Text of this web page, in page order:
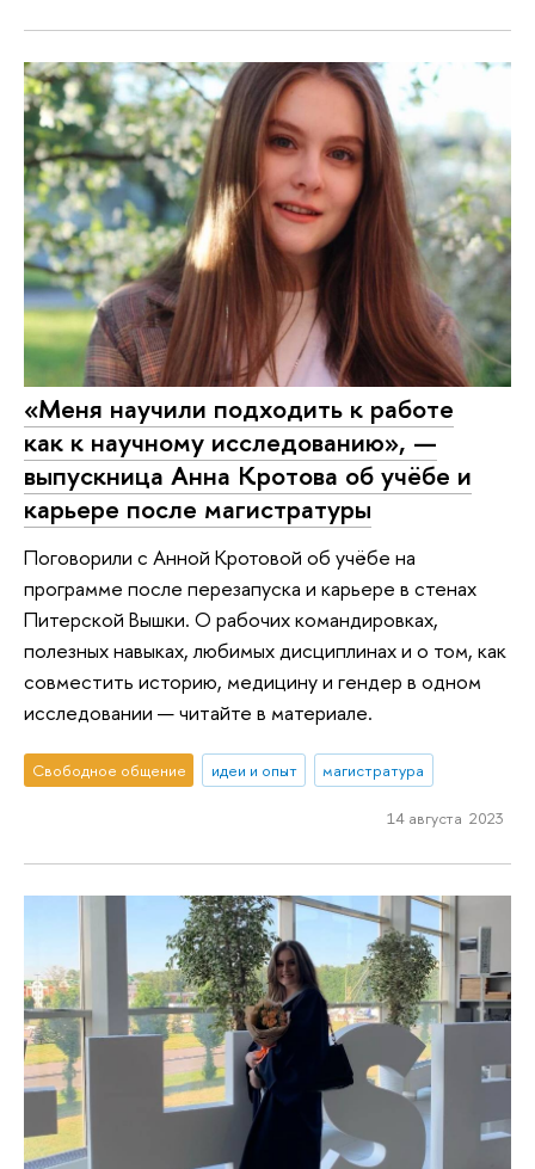
«Меня научили подходить к работе
как к научному исследованию», —
выпускница Анна Кротова об учёбе и
карьере после магистратуры
Поговорили с Анной Кротовой об учёбе на
программе после перезапуска и карьере в стенах
Питерской Вышки. О рабочих командировках,
полезных навыках, любимых дисциплинах и о том, как
совместить историю, медицину и гендер в одном
исследовании — читайте в материале.
Свободное общение идеи и опыт магистратура
14 августа 2023